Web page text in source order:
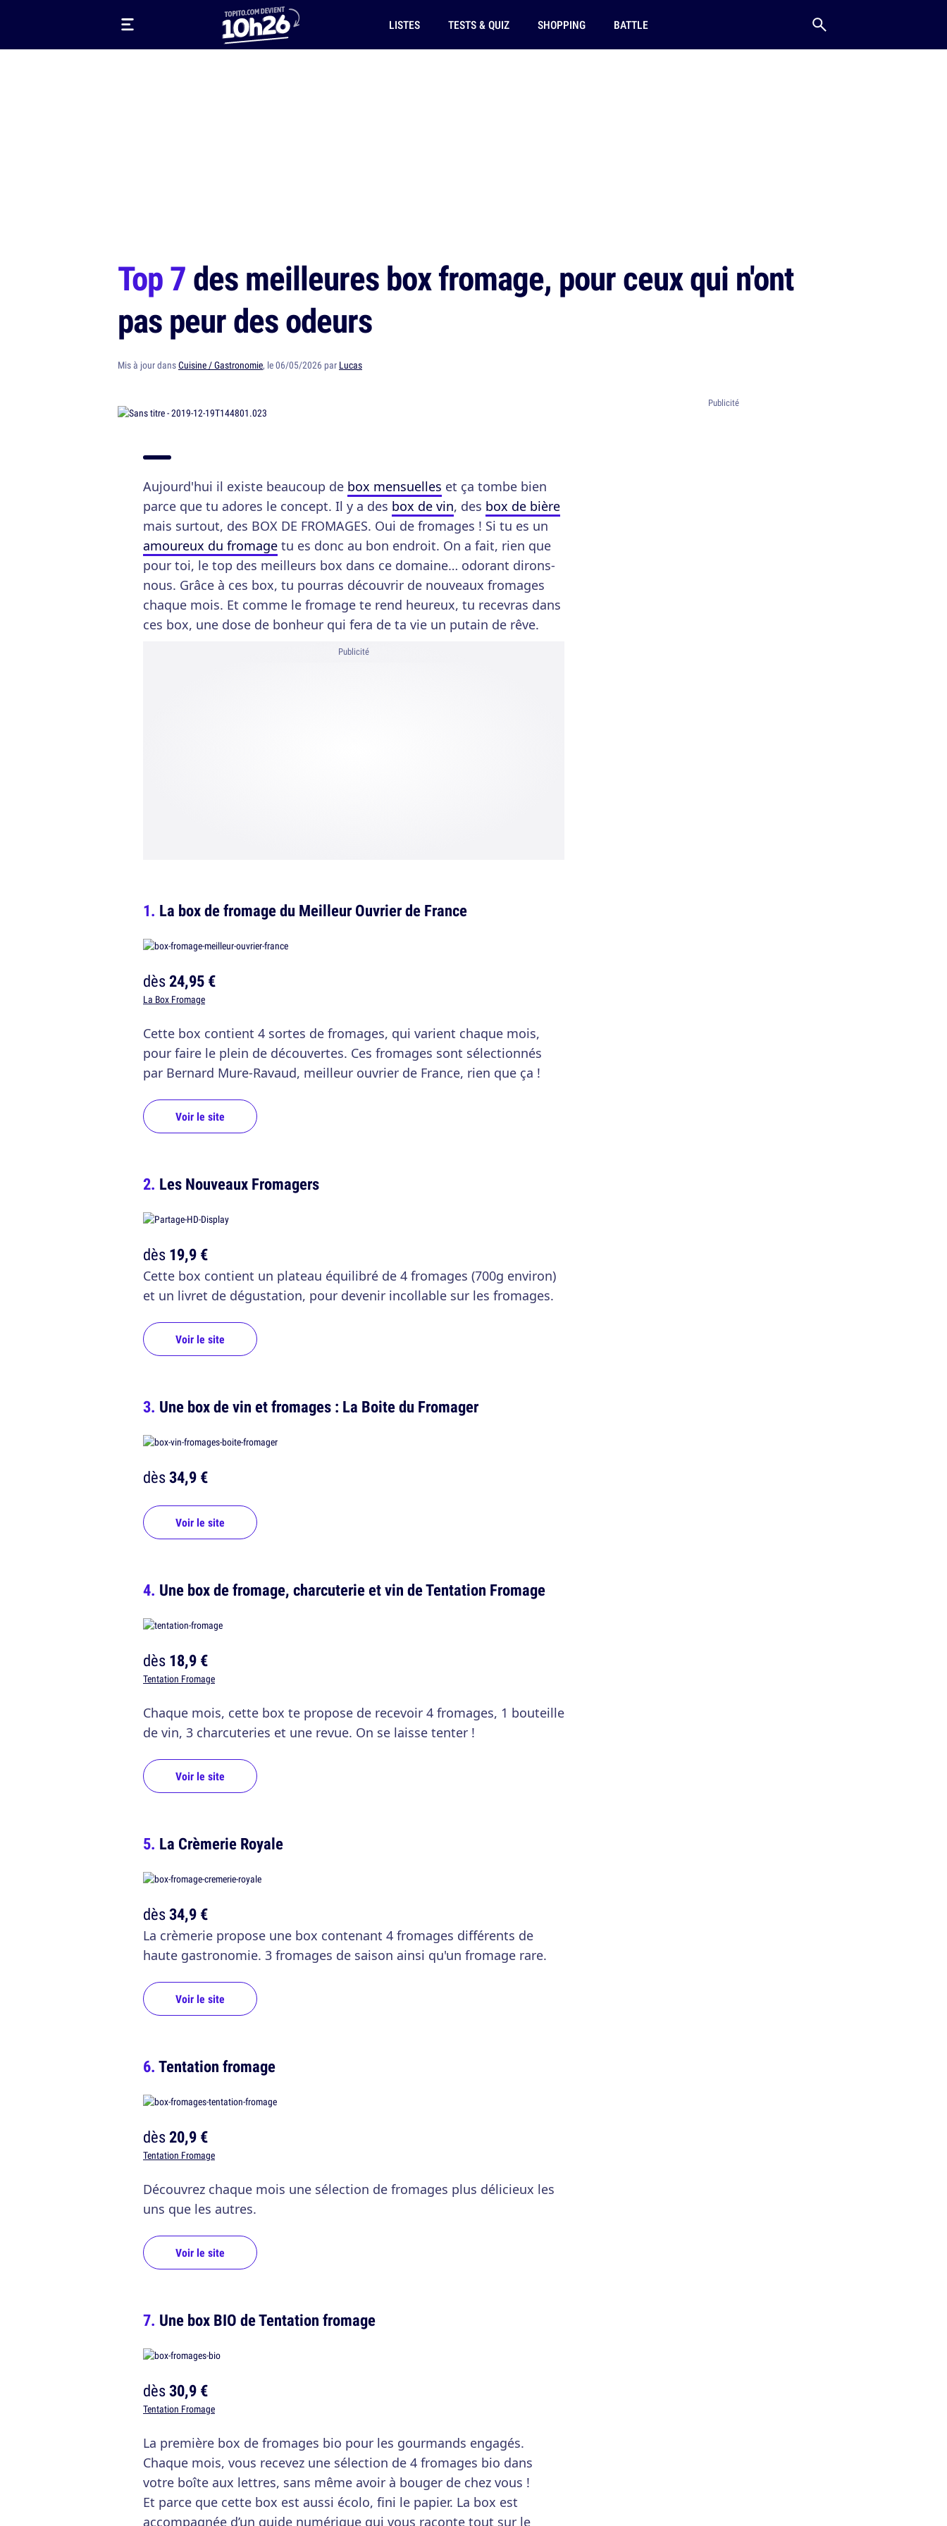
LISTES TESTS & QUIZ SHOPPING BATTLE
Top 7des meilleures box fromage, pour ceux qui n'ont
pas peur des odeurs
Mis à jour dansCuisine / Gastronomie, le 06/05/2026 par Lucas
Aujourd'hui il existe beaucoup de box mensuelles et ça tombe bien
parce que tu adores le concept. Il y a des box de vin, des box de bière
mais surtout, des BOX DE FROMAGES. Oui de fromages ! Si tu es un
amoureux du fromage tu es donc au bon endroit. On a fait, rien que
pour toi, le top des meilleurs box dans ce domaine… odorant dirons-
nous. Grâce à ces box, tu pourras découvrir de nouveaux fromages
chaque mois. Et comme le fromage te rend heureux, tu recevras dans
ces box, une dose de bonheur qui fera de ta vie un putain de rêve.
Publicité
La box de fromage du Meilleur Ouvrier de France
dès24,95 €
La Box Fromage
Cette box contient 4 sortes de fromages, qui varient chaque mois,
pour faire le plein de découvertes. Ces fromages sont sélectionnés
par Bernard Mure-Ravaud, meilleur ouvrier de France, rien que ça !
Voir le site
Les Nouveaux Fromagers
dès19,9 €
Cette box contient un plateau équilibré de 4 fromages (700g environ)
et un livret de dégustation, pour devenir incollable sur les fromages.
Voir le site
Une box de vin et fromages : La Boite du Fromager
dès34,9 €
Voir le site
Une box de fromage, charcuterie et vin de Tentation Fromage
dès18,9 €
Tentation Fromage
Chaque mois, cette box te propose de recevoir 4 fromages, 1 bouteille
de vin, 3 charcuteries et une revue. On se laisse tenter !
Voir le site
La Crèmerie Royale
dès34,9 €
La crèmerie propose une box contenant 4 fromages différents de
haute gastronomie. 3 fromages de saison ainsi qu'un fromage rare.
Voir le site
Tentation fromage
dès20,9 €
Tentation Fromage
Découvrez chaque mois une sélection de fromages plus délicieux les
uns que les autres.
Voir le site
Une box BIO de Tentation fromage
dès30,9 €
Tentation Fromage
La première box de fromages bio pour les gourmands engagés.
Chaque mois, vous recevez une sélection de 4 fromages bio dans
votre boîte aux lettres, sans même avoir à bouger de chez vous !
Et parce que cette box est aussi écolo, fini le papier. La box est
accompagnée d’un guide numérique qui vous raconte tout sur le